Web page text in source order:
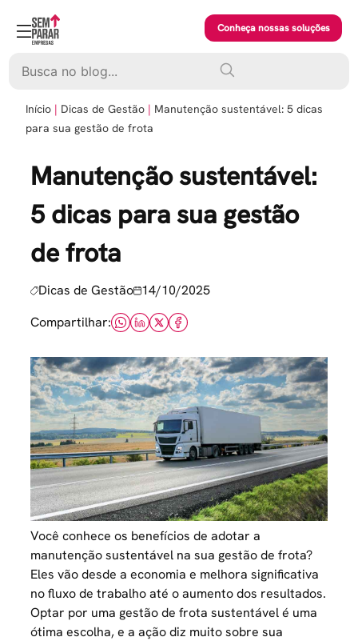
content
Conheça nossas soluções
Início Dicas de Gestão
Manutenção sustentável: 5 dicas
para sua gestão de frota
Manutenção sustentável:
5 dicas para sua gestão
de frota
Dicas de Gestão 14/10/2025
Compartilhar:
Você conhece os benefícios de adotar a
manutenção sustentável na sua gestão de frota?
Eles vão desde a economia e melhora significativa
no fluxo de trabalho até o aumento dos resultados.
Optar por uma gestão de frota sustentável é uma
ótima escolha, e a ação diz muito sobre sua